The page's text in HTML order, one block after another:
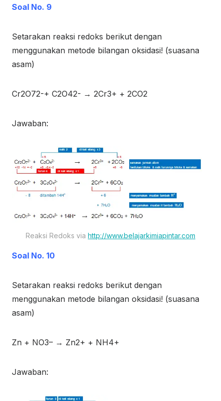
Soal No. 9
Setarakan reaksi redoks berikut dengan
menggunakan metode bilangan oksidasi! (suasana
asam)
Cr2O72-+ C2O42- → 2Cr3+ + 2CO2
Jawaban:
Reaksi Redoks via http://www.belajarkimiapintar.com
Soal No. 10
Setarakan reaksi redoks berikut dengan
menggunakan metode bilangan oksidasi! (suasana
asam)
Zn + NO3– → Zn2+ + NH4+
Jawaban: